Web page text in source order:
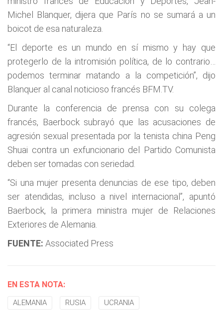
Michel Blanquer, dijera que París no se sumará a un
boicot de esa naturaleza.
“El deporte es un mundo en sí mismo y hay que
protegerlo de la intromisión política, de lo contrario…
podemos terminar matando a la competición”, dijo
Blanquer al canal noticioso francés BFM.TV.
Durante la conferencia de prensa con su colega
francés, Baerbock subrayó que las acusaciones de
agresión sexual presentada por la tenista china Peng
Shuai contra un exfuncionario del Partido Comunista
deben ser tomadas con seriedad.
“Si una mujer presenta denuncias de ese tipo, deben
ser atendidas, incluso a nivel internacional”, apuntó
Baerbock, la primera ministra mujer de Relaciones
Exteriores de Alemania.
FUENTE: Associated Press
EN ESTA NOTA:
ALEMANIA RUSIA UCRANIA